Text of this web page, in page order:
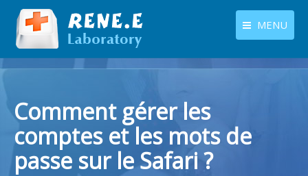
MENU
Produits
Centre de téléchargement
Boutique
Tutoriels
français
Comment gérer les
comptes et les mots de
passe sur le Safari ?